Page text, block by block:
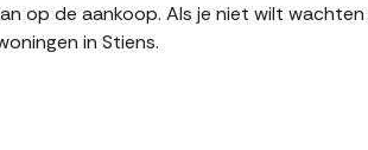
op de aankoop. Als je niet wilt
in Stiens.